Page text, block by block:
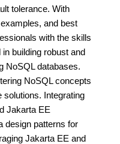
tolerance. With
and best
with the skills
building robust and
NoSQL databases.
NoSQL concepts
solutions. Integrating
Jakarta EE
design patterns for
Jakarta EE and